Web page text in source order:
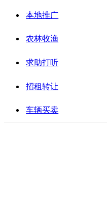
本地推广
农林牧渔
求助打听
招租转让
车辆买卖